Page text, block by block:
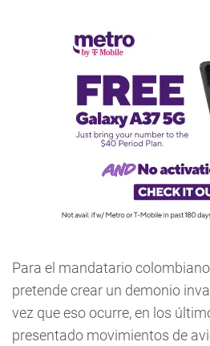
Para el mandatario
pretende crear un demonio
vez que eso ocurre, en los
presentado movimientos de